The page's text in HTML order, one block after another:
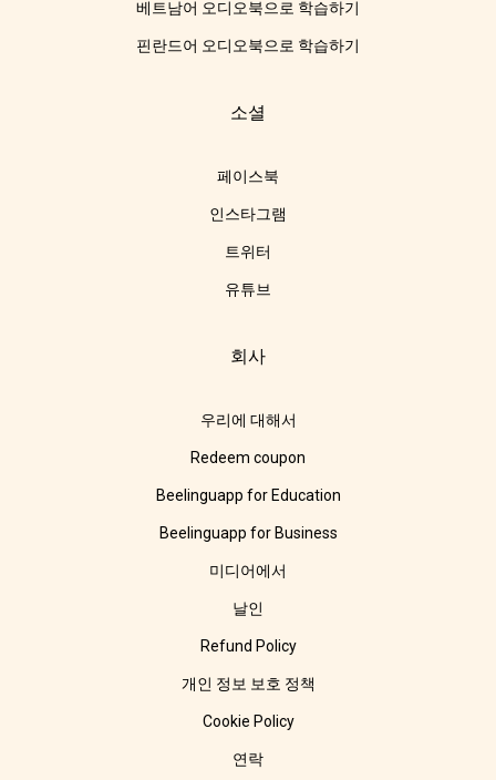
베트남어 오디오북으로 학습하기
핀란드어 오디오북으로 학습하기
소셜
페이스북
인스타그램
트위터
유튜브
회사
우리에 대해서
Redeem coupon
Beelinguapp for Education
Beelinguapp for Business
미디어에서
날인
Refund Policy
개인 정보 보호 정책
Cookie Policy
연락